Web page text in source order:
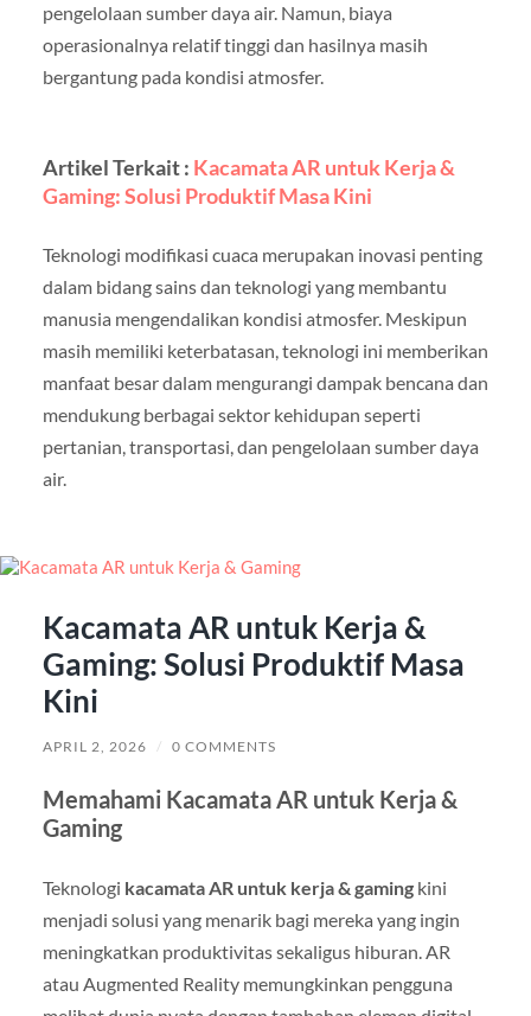
pengelolaan sumber daya air. Namun, biaya
operasionalnya relatif tinggi dan hasilnya masih
bergantung pada kondisi atmosfer.
Artikel Terkait : Kacamata AR untuk Kerja &
Gaming: Solusi Produktif Masa Kini
Teknologi modifikasi cuaca merupakan inovasi penting
dalam bidang sains dan teknologi yang membantu
manusia mengendalikan kondisi atmosfer. Meskipun
masih memiliki keterbatasan, teknologi ini memberikan
manfaat besar dalam mengurangi dampak bencana dan
mendukung berbagai sektor kehidupan seperti
pertanian, transportasi, dan pengelolaan sumber daya
air.
Kacamata AR untuk Kerja &
Gaming: Solusi Produktif Masa
Kini
APRIL 2, 2026 / 0 COMMENTS
Memahami Kacamata AR untuk Kerja &
Gaming
Teknologi kacamata AR untuk kerja & gamingkini
menjadi solusi yang menarik bagi mereka yang ingin
meningkatkan produktivitas sekaligus hiburan. AR
atau Augmented Reality memungkinkan pengguna